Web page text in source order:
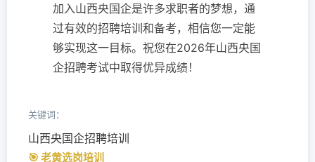
加入山西央国企是许多求职者的梦想，通
过有效的招聘培训和备考，相信您一定能
够实现这一目标。祝您在2026年山西央国
企招聘考试中取得优异成绩！
关键词：
山西央国企招聘培训
🎯 老黄选岗培训